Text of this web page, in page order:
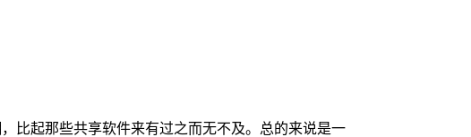
比起那些共享软件来有过之而无不及。总的来说是一